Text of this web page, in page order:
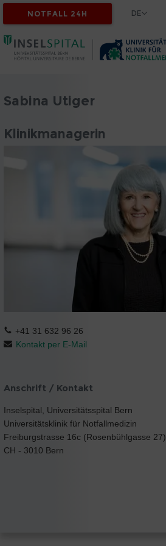
NOTFALL 24H DE
Sabina Utiger
Klinikmanagerin
+41 31 632 96 26
Kontakt per E-Mail
Anschrift / Kontakt
Inselspital, Universitätsspital Bern
Universitätsklinik für Notfallmedizin
Freiburgstrasse 16c (Rosenbühlgasse 27)
CH - 3010 Bern